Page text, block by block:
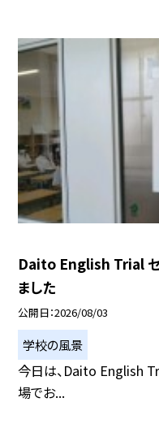
Daito English Trial
ました
公開日 2026/08/03
学校の風景
今日は、Daito English
場でお...